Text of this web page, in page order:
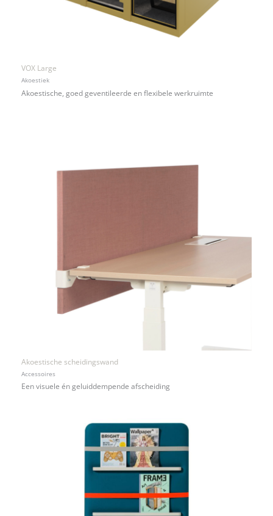
VOX Large
Akoestiek
Akoestische, goed geventileerde en flexibele werkruimte
Akoestische scheidingswand
Accessoires
Een visuele én geluiddempende afscheiding